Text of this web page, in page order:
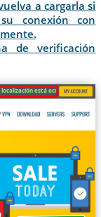
a cargarla si
conexión con
de verificación
está oculta!